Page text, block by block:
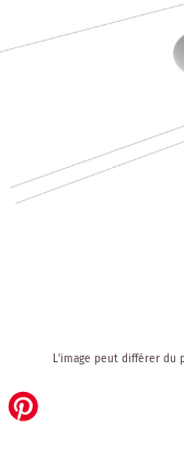
the
beginning
L'image peut différer du